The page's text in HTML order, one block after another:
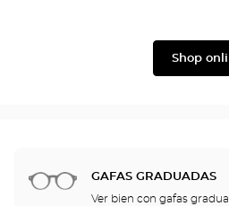
Shop
GAFAS GRADUADAS
Ver bien con gafas